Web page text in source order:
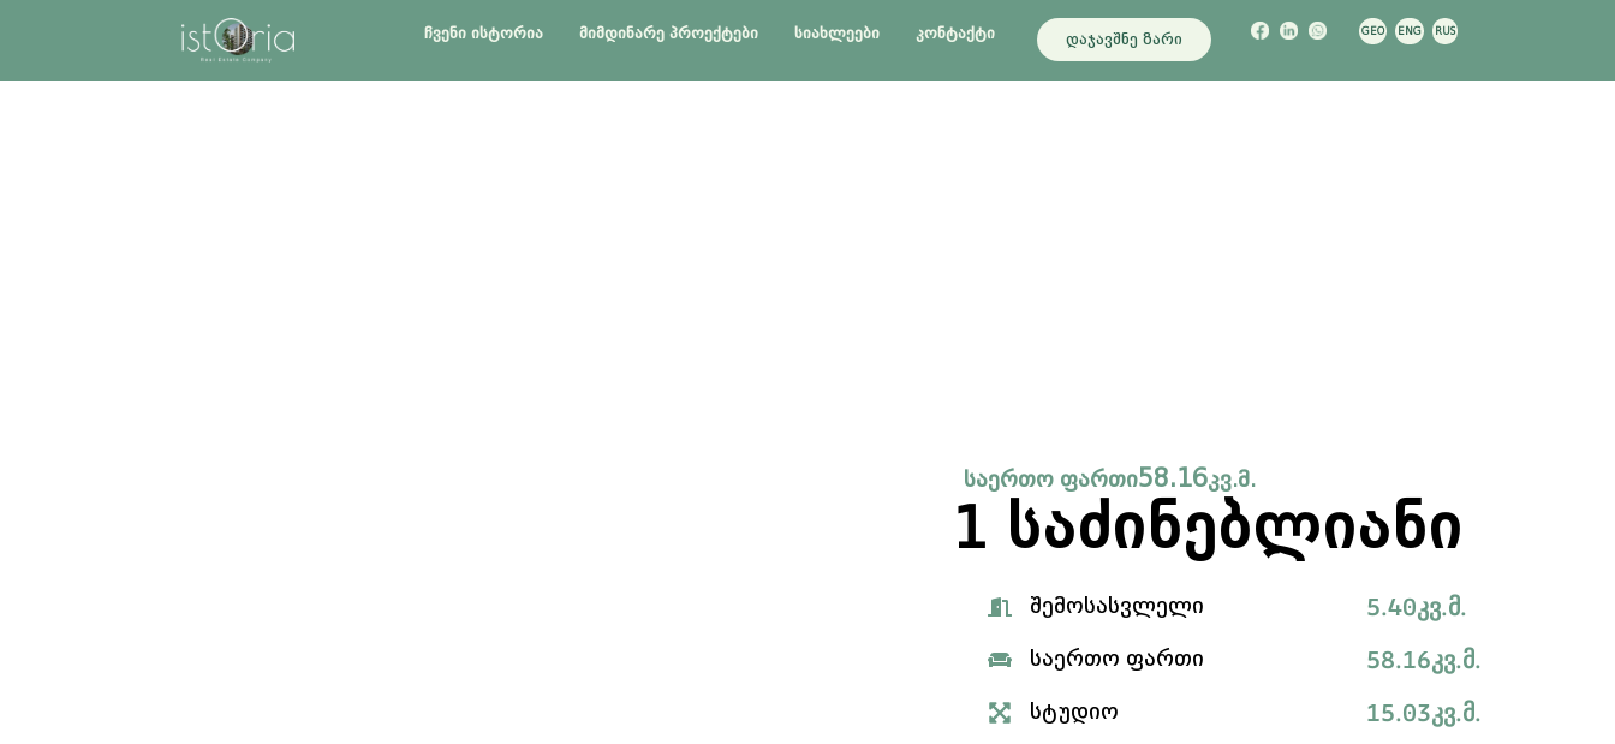
ᲩᲕᲔᲜᲘ ᲘᲡᲢᲝᲠᲘᲐ ᲛᲘᲛᲓᲘᲜᲐᲠᲔ ᲞᲠᲝᲔᲥᲢᲔᲑᲘ ᲡᲘᲐᲮᲚᲔᲔᲑᲘ ᲙᲝᲜᲢᲐᲥᲢᲘ დაჯავშნე ზარი GEO ENG RUS
საერთო ფართი58.16კვ.მ.
1 საძინებლიანი
შემოსასვლელი 5.40კვ.მ.
საერთო ფართი 58.16კვ.მ.
სტუდიო 15.03კვ.მ.